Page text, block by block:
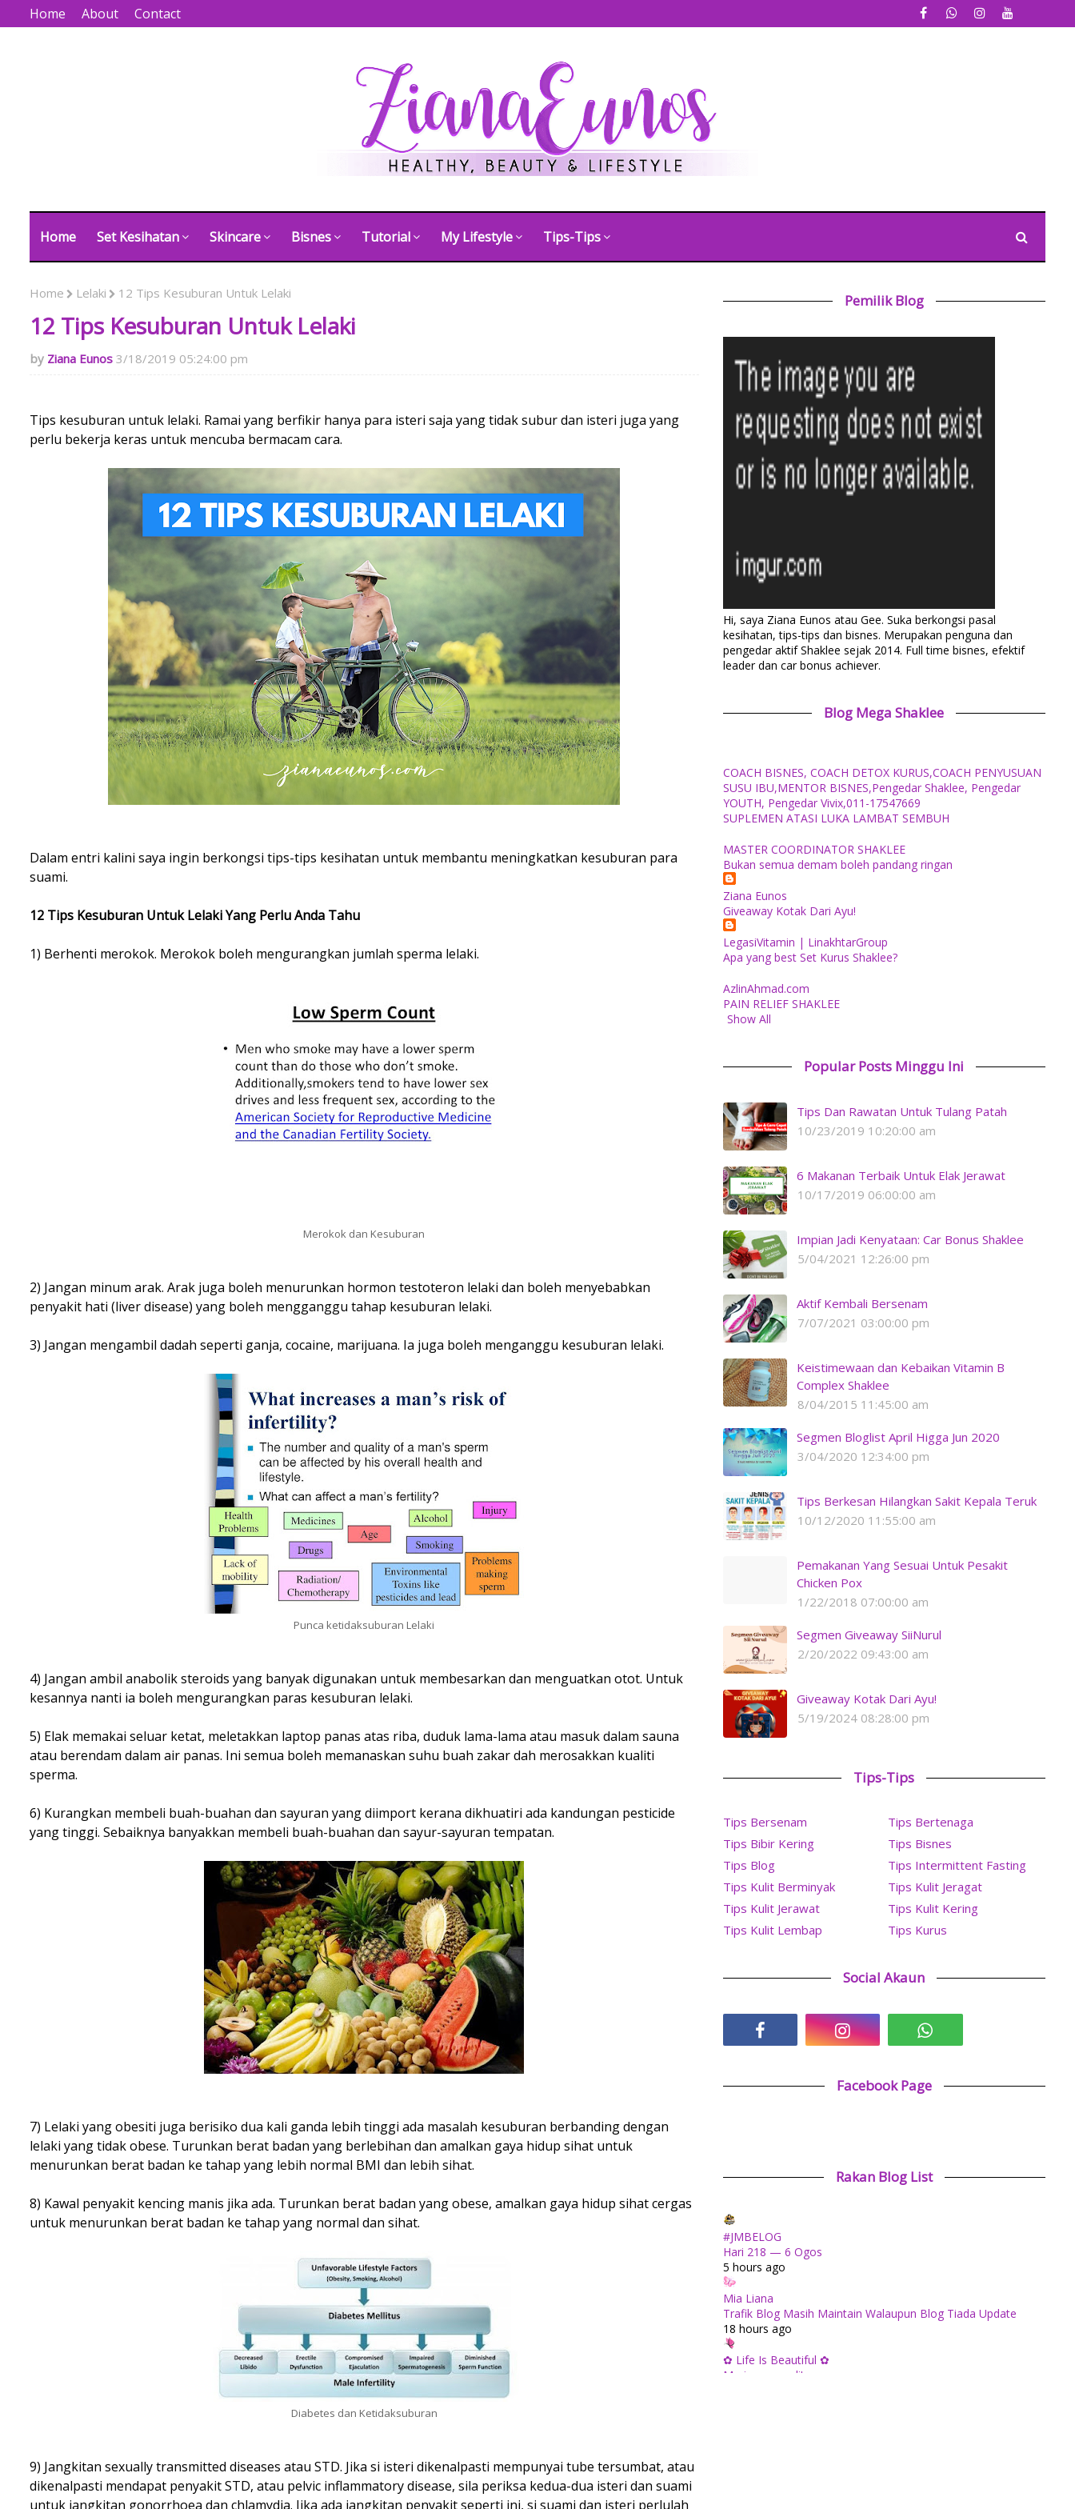
Home About Contact
Home Set Kesihatan Skincare Bisnes Tutorial My Lifestyle Tips-Tips
Home Lelaki 12 Tips Kesuburan Untuk Lelaki
12 Tips Kesuburan Untuk Lelaki
Ziana Eunos 3/18/2019 05:24:00 pm
Tips kesuburan untuk lelaki. Ramai yang berfikir hanya para isteri saja yang tidak subur dan isteri juga yang
perlu bekerja keras untuk mencuba bermacam cara.
Dalam entri kalini saya ingin berkongsi tips-tips kesihatan untuk membantu meningkatkan kesuburan para
suami.
12 Tips Kesuburan Untuk Lelaki Yang Perlu Anda Tahu
1) Berhenti merokok. Merokok boleh mengurangkan jumlah sperma lelaki.
Merokok dan Kesuburan
2) Jangan minum arak. Arak juga boleh menurunkan hormon testoteron lelaki dan boleh menyebabkan
penyakit hati (liver disease) yang boleh mengganggu tahap kesuburan lelaki.
3) Jangan mengambil dadah seperti ganja, cocaine, marijuana. Ia juga boleh menganggu kesuburan lelaki.
Punca ketidaksuburan Lelaki
4) Jangan ambil anabolik steroids yang banyak digunakan untuk membesarkan dan menguatkan otot. Untuk
kesannya nanti ia boleh mengurangkan paras kesuburan lelaki.
5) Elak memakai seluar ketat, meletakkan laptop panas atas riba, duduk lama-lama atau masuk dalam sauna
atau berendam dalam air panas. Ini semua boleh memanaskan suhu buah zakar dah merosakkan kualiti
sperma.
6) Kurangkan membeli buah-buahan dan sayuran yang diimport kerana dikhuatiri ada kandungan pesticide
yang tinggi. Sebaiknya banyakkan membeli buah-buahan dan sayur-sayuran tempatan.
7) Lelaki yang obesiti juga berisiko dua kali ganda lebih tinggi ada masalah kesuburan berbanding dengan
lelaki yang tidak obese. Turunkan berat badan yang berlebihan dan amalkan gaya hidup sihat untuk
menurunkan berat badan ke tahap yang lebih normal BMI dan lebih sihat.
8) Kawal penyakit kencing manis jika ada. Turunkan berat badan yang obese, amalkan gaya hidup sihat cergas
untuk menurunkan berat badan ke tahap yang normal dan sihat.
Diabetes dan Ketidaksuburan
9) Jangkitan sexually transmitted diseases atau STD. Jika si isteri dikenalpasti mempunyai tube tersumbat, atau
dikenalpasti mendapat penyakit STD, atau pelvic inflammatory disease, sila periksa kedua-dua isteri dan suami
untuk jangkitan gonorrhoea dan chlamydia. Jika ada jangkitan penyakit seperti ini, si suami dan isteri perlulah
Pemilik Blog
Hi, saya Ziana Eunos atau Gee. Suka berkongsi pasal
kesihatan, tips-tips dan bisnes. Merupakan penguna dan
pengedar aktif Shaklee sejak 2014. Full time bisnes, efektif
leader dan car bonus achiever.
Blog Mega Shaklee
COACH BISNES, COACH DETOX KURUS,COACH PENYUSUAN
SUSU IBU,MENTOR BISNES,Pengedar Shaklee, Pengedar
YOUTH, Pengedar Vivix,011-17547669
SUPLEMEN ATASI LUKA LAMBAT SEMBUH
MASTER COORDINATOR SHAKLEE
Bukan semua demam boleh pandang ringan
Ziana Eunos
Giveaway Kotak Dari Ayu!
LegasiVitamin | LinakhtarGroup
Apa yang best Set Kurus Shaklee?
AzlinAhmad.com
PAIN RELIEF SHAKLEE
Show All
Popular Posts Minggu Ini
Tips Dan Rawatan Untuk Tulang Patah
10/23/2019 10:20:00 am
6 Makanan Terbaik Untuk Elak Jerawat
10/17/2019 06:00:00 am
Impian Jadi Kenyataan: Car Bonus Shaklee
5/04/2021 12:26:00 pm
Aktif Kembali Bersenam
7/07/2021 03:00:00 pm
Keistimewaan dan Kebaikan Vitamin B
Complex Shaklee
8/04/2015 11:45:00 am
Segmen Bloglist April Higga Jun 2020
3/04/2020 12:34:00 pm
Tips Berkesan Hilangkan Sakit Kepala Teruk
10/12/2020 11:55:00 am
Pemakanan Yang Sesuai Untuk Pesakit
Chicken Pox
1/22/2018 07:00:00 am
Segmen Giveaway SiiNurul
2/20/2022 09:43:00 am
Giveaway Kotak Dari Ayu!
5/19/2024 08:28:00 pm
Tips-Tips
Tips Bersenam
Tips Bertenaga
Tips Bibir Kering
Tips Bisnes
Tips Blog
Tips Intermittent Fasting
Tips Kulit Berminyak
Tips Kulit Jeragat
Tips Kulit Jerawat
Tips Kulit Kering
Tips Kulit Lembap
Tips Kurus
Social Akaun
Facebook Page
Rakan Blog List
#JMBELOG
Hari 218 — 6 Ogos
5 hours ago
Mia Liana
Trafik Blog Masih Maintain Walaupun Blog Tiada Update
18 hours ago
✿ Life Is Beautiful ✿
Mari mengundi!